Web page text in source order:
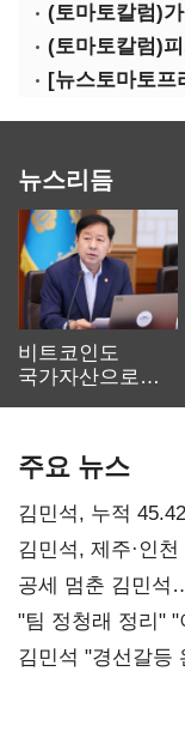
(토마토칼럼)
(토마토칼럼)
[뉴스토마토프
뉴스리듬
비트코인도
국가자산으로…'
주요 뉴스
김민석, 누적
0.86%p(2보)
김민석, 제주·인
공세 멈춘 김민석
"팀 정청래 정리"
다툼 격화
김민석 "경선갈등